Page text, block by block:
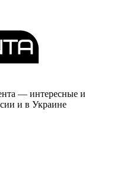
— интересные и
и в Украине